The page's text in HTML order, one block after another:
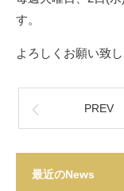
す。
よろしくお願い致し
PREV
最近のNews